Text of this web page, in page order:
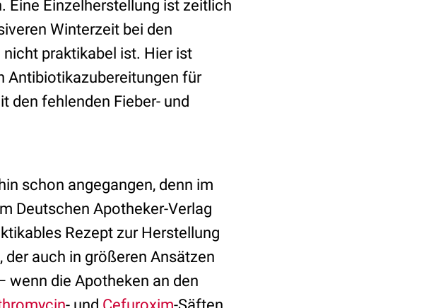
Eine Einzelherstellung ist zeitlich
Winterzeit bei den
praktikabel ist. Hier ist
Antibiotikazubereitungen für
den fehlenden Fieber- und
schon angegangen, denn im
Deutschen Apotheker-Verlag
Rezept zur Herstellung
auch in größeren Ansätzen
wenn die Apotheken an den